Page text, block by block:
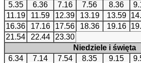
5.35
6.36 7.16 7.56 8.36
11.19
11.59 12.39 13.19 13.59
16.36
17.16 17.56 18.36 19.16
21.54
22.44
23.30
Niedziele i święta
6.34
7.14 7.54 8.35 9.15